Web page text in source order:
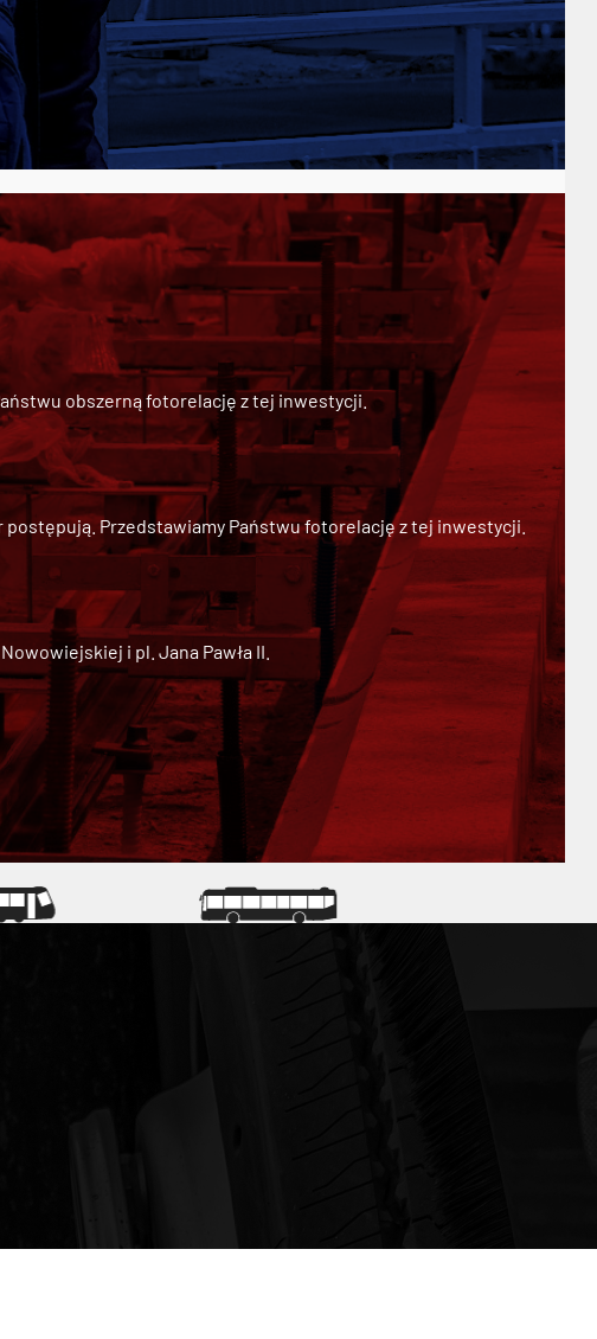
obszerną fotorelację z tej inwestycji.
postępują. Przedstawiamy Państwu fotorelację z tej inwestycji.
i pl. Jana Pawła II.